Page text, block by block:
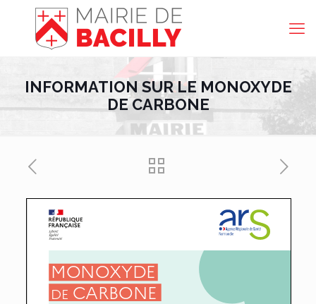
INFORMATION SUR LE MONOXYDE
DE CARBONE